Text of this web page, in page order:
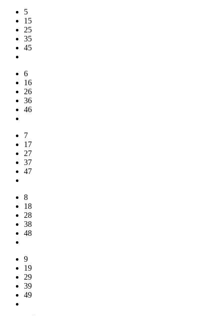
5
15
25
35
45
6
16
26
36
46
7
17
27
37
47
8
18
28
38
48
9
19
29
39
49